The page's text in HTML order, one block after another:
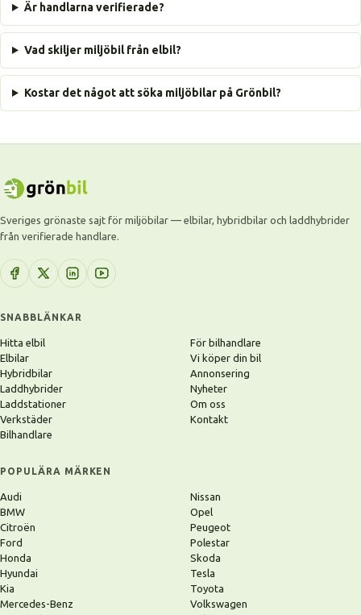
Är handlarna verifierade?
Vad skiljer miljöbil från elbil?
Kostar det något att söka miljöbilar på Grönbil?
Sveriges grönaste sajt för miljöbilar — elbilar, hybridbilar och laddhybrider
från verifierade handlare.
SNABBLÄNKAR
Hitta elbil
Elbilar
Hybridbilar
Laddhybrider
Laddstationer
Verkstäder
Bilhandlare
För bilhandlare
Vi köper din bil
Annonsering
Nyheter
Om oss
Kontakt
POPULÄRA MÄRKEN
Audi
BMW
Citroën
Ford
Honda
Hyundai
Kia
Mercedes-Benz
Nissan
Opel
Peugeot
Polestar
Skoda
Tesla
Toyota
Volkswagen